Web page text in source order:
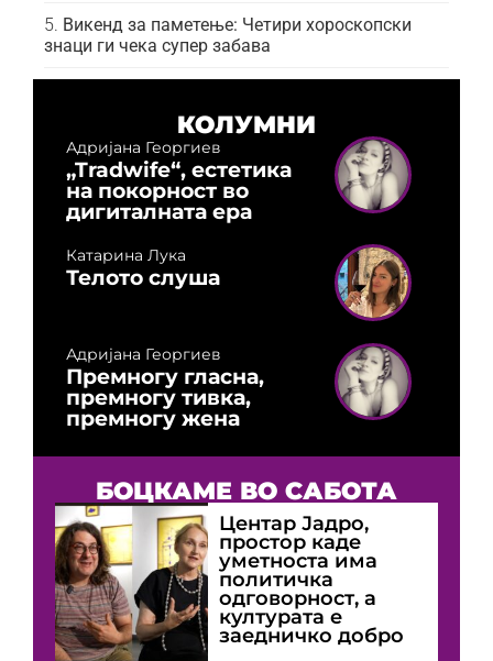
Викенд за паметење: Четири хороскопски
знаци ги чека супер забава
КОЛУМНИ
Адријана Георгиев
„Tradwife“, естетика
на покорност во
дигиталната ера
Катарина Лука
Телото слуша
Адријана Георгиев
Премногу гласна,
премногу тивка,
премногу жена
БОЦКАМЕ ВО САБОТА
Центар Јадро,
простор каде
уметноста има
политичка
одговорност, а
културата е
заедничко добро